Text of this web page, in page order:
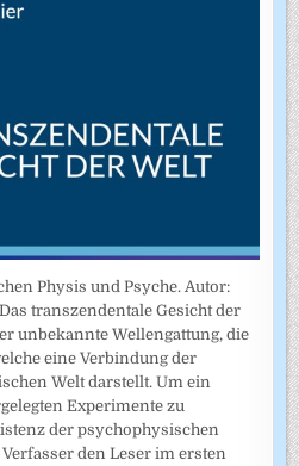
Physis und Psyche. Autor:
transzendentale Gesicht der
unbekannte Wellengattung, die
eine Verbindung der
Welt darstellt. Um ein
Experimente zu
der psychophysischen
den Leser im ersten